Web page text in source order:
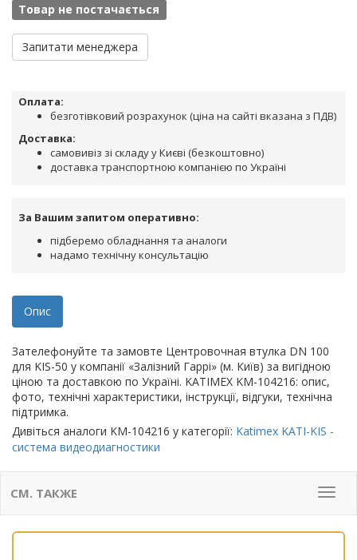
Товар не постачається
Запитати менеджера
Оплата:
безготівковий розрахунок (ціна на сайті вказана з ПДВ)
Доставка:
самовивіз зі складу у Києві (безкоштовно)
доставка транспортною компанією по Україні
За Вашим запитом оперативно:
підберемо обладнання та аналоги
надамо технічну консультацію
Опис
Зателефонуйте та замовте Центровочная втулка DN 100
для KIS-50 у компанії «Залізний Гаррі» (м. Київ) за вигідною
ціною та доставкою по Україні. KATIMEX KM-104216: опис,
фото, технічні характеристики, інструкції, відгуки, технічна
підтримка.
Дивіться аналоги KM-104216 у категорії: Katimex KATI-KIS -
система видеодиагностики
Меню
СМ. ТАКЖЕ